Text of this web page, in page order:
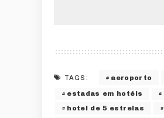
TAGS: aeroporto
estadas em hotéis
hotel de 5 estrelas